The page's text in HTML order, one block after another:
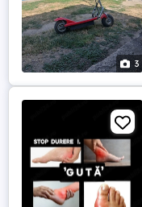
3